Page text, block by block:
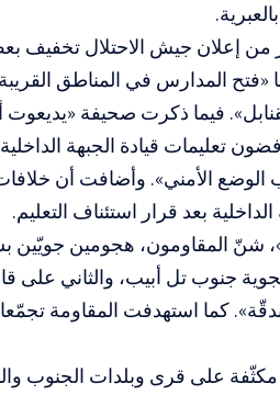
إعلان جيش الاحتلال تخفيف
المدارس في المناطق
فيما ذكرت صحيفة
تعليمات قيادة الجبهة
الوضع الأمني». وأضافت أن
بعد قرار استئناف التعليم.
شنّ المقاومون، هجومين جويّين
جنوب تل أبيب، ‏والثاني على
كما استهدفت المقاومة
على قرى وبلدات الجنوب